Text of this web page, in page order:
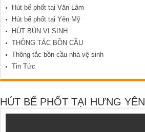
Hút bể phốt tại Văn Lâm
Hút bể phốt tại Yên Mỹ
HÚT BÙN VI SINH
THÔNG TẮC BỒN CẦU
Thông tắc bồn cầu nhà vệ sinh
Tin Tức
HÚT BỂ PHỐT TẠI HƯNG YÊN